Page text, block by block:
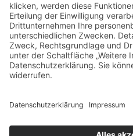
AGB
Cookie-Einstellungen